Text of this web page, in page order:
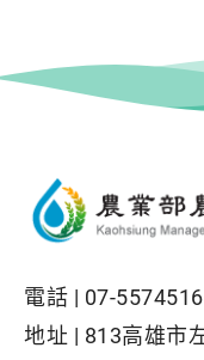
電話 | 07-5574516
地址 | 813高雄市